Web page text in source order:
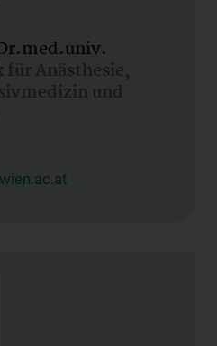
Anästhesie,
und